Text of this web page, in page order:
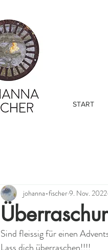
START
johanna-fischer9. Nov. 2022
Sind fleissig für einen